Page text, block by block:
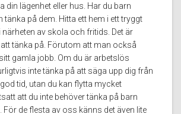
din lägenhet eller hus. Har du barn
tänka på dem. Hitta ett hem i ett tryggt
av skola och fritids. Det är
tänka på. Förutom att man också
gamla jobb. Om du är arbetslös
inte tänka på att säga upp dig från
tid, utan du kan flytta mycket
att du inte behöver tänka på barn
de flesta av oss känns det även lite